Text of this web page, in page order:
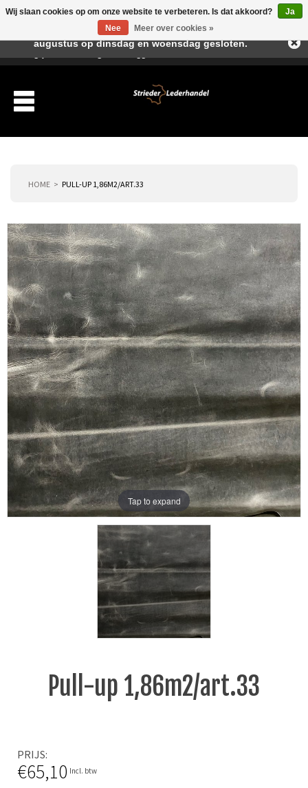
Producten
Over ons
Verzending
Aanbiedingen
Merken
HOME PULL-UP 1,86M2/ART.33
Tap to expand
Pull-up 1,86m2/art.33
PRIJS
€65,10 Incl. btw
Wij slaan cookies op om onze website te verbeteren. Is dat akkoord?
Ja
Nee
Meer over cookies »
Beste klant, I.v.m. de vakantieperiode zijn wij in juli en
augustus op dinsdag en woensdag gesloten.